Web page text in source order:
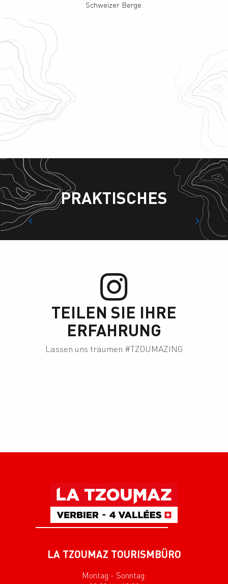
Schweizer Berge.
Saillon Thermalbäder
Thermalbäder von Lavey
Die Thermalbäder von Ovronnaz
PRAKTISCHES
TEILEN SIE IHRE
ERFAHRUNG
Lassen uns träumen #TZOUMAZING
LA TZOUMAZ TOURISMBÜRO
Montag - Sonntag: